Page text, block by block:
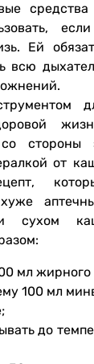
Ей
всю
стороны
от
сухом
мл
100 мл
до